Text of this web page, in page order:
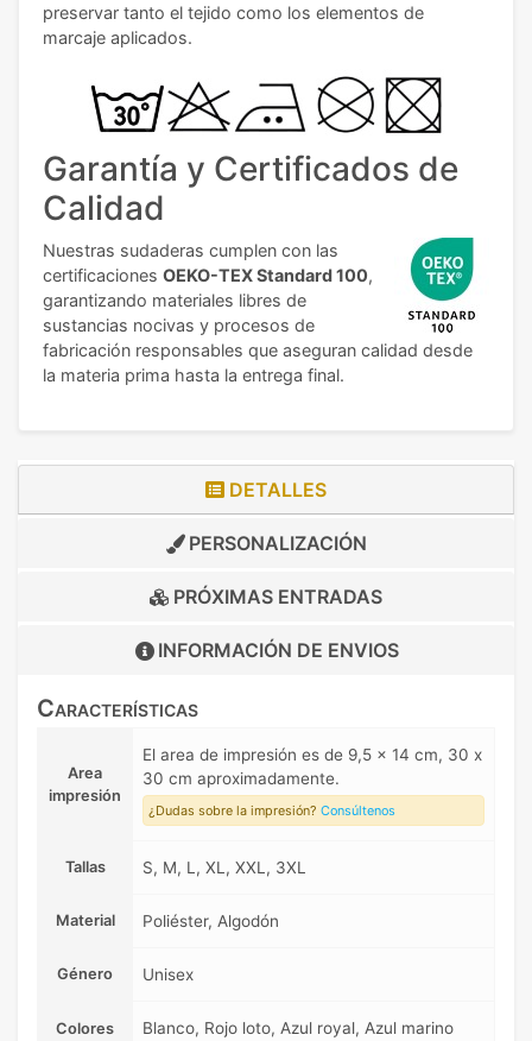
preservar tanto el tejido como los elementos de
marcaje aplicados.
Garantía y Certificados de
Calidad
Nuestras sudaderas cumplen con las
certificaciones OEKO-TEX Standard 100,
garantizando materiales libres de
sustancias nocivas y procesos de
fabricación responsables que aseguran calidad desde
la materia prima hasta la entrega final.
DETALLES
PERSONALIZACIÓN
PRÓXIMAS ENTRADAS
INFORMACIÓN DE ENVIOS
Características
Area
impresión
El area de impresión es de 9,5 x 14 cm, 30 x
30 cm aproximadamente.
¿Dudas sobre la impresión? Consúltenos
Tallas S, M, L, XL, XXL, 3XL
Material Poliéster, Algodón
Género Unisex
Colores
Blanco, Rojo loto, Azul royal, Azul marino